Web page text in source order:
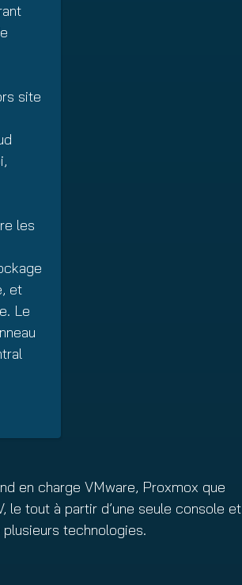
site
les
et
Le
en charge VMware, Proxmox que
le tout à partir d’une seule console et
plusieurs technologies.